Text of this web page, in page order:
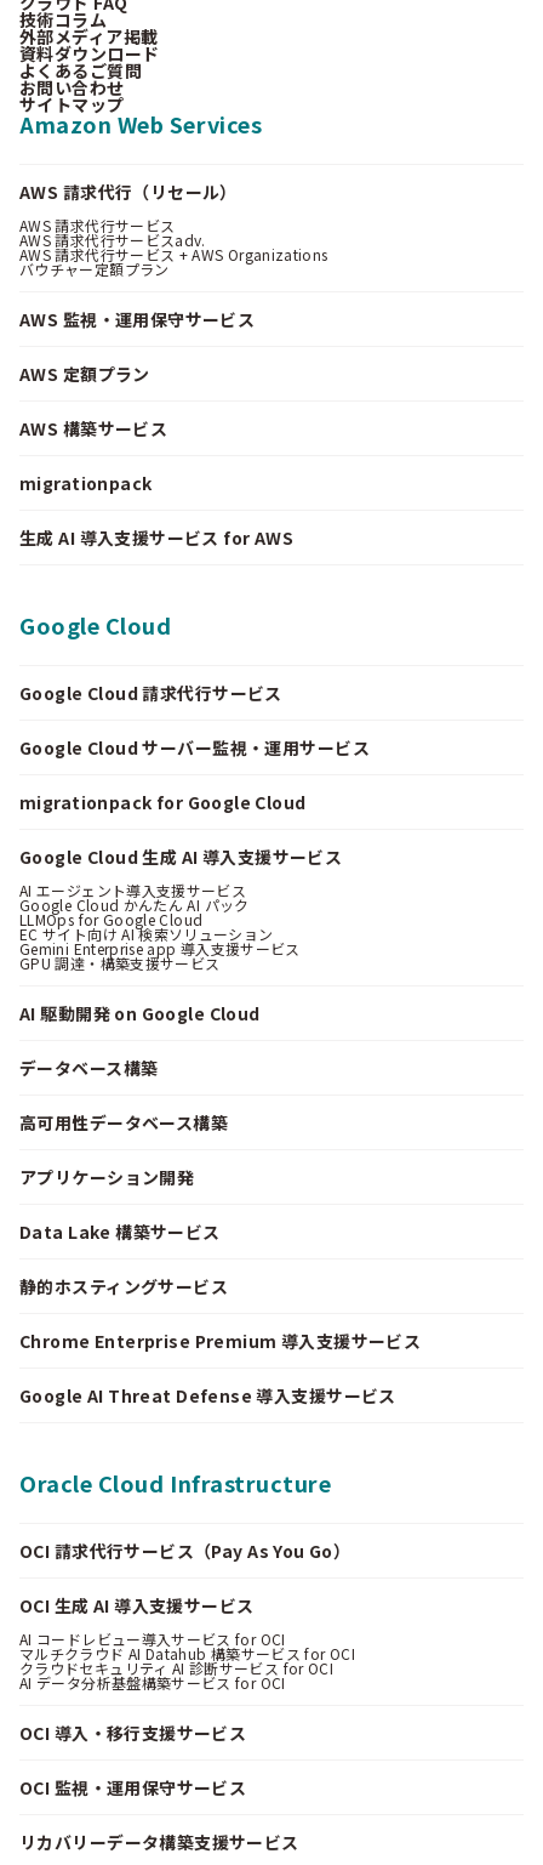
技術コラム
外部メディア掲載
資料ダウンロード
よくあるご質問
お問い合わせ
サイトマップ
Amazon Web Services
AWS 請求代行（リセール）
AWS 請求代行サービス
AWS 請求代行サービスadv.
AWS 請求代行サービス + AWS Organizations
バウチャー定額プラン
AWS 監視・運用保守サービス
AWS 定額プラン
AWS 構築サービス
migrationpack
生成 AI 導入支援サービス for AWS
Google Cloud
Google Cloud 請求代行サービス
Google Cloud サーバー監視・運用サービス
migrationpack for Google Cloud
Google Cloud 生成 AI 導入支援サービス
AI エージェント導入支援サービス
Google Cloud かんたん AI パック
LLMOps for Google Cloud
EC サイト向け AI 検索ソリューション
Gemini Enterprise app 導入支援サービス
GPU 調達・構築支援サービス
AI 駆動開発 on Google Cloud
データベース構築
高可用性データベース構築
アプリケーション開発
Data Lake 構築サービス
静的ホスティングサービス
Chrome Enterprise Premium 導入支援サービス
Google AI Threat Defense 導入支援サービス
Oracle Cloud Infrastructure
OCI 請求代行サービス（Pay As You Go）
OCI 生成 AI 導入支援サービス
AI コードレビュー導入サービス for OCI
マルチクラウド AI Datahub 構築サービス for OCI
クラウドセキュリティ AI 診断サービス for OCI
AI データ分析基盤構築サービス for OCI
OCI 導入・移行支援サービス
OCI 監視・運用保守サービス
リカバリーデータ構築支援サービス